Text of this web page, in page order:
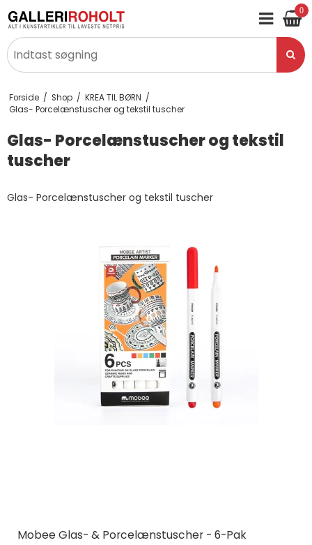
0
Forside / Shop / KREA TIL BØRN /
Glas- Porcelænstuscher og tekstil tuscher
Glas- Porcelænstuscher og tekstil
tuscher
Glas- Porcelænstuscher og tekstil tuscher
Mobee Glas- & Porcelænstuscher - 6-Pak